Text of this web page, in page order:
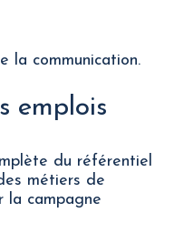
la communication.
emplois
du référentiel
métiers de
la campagne